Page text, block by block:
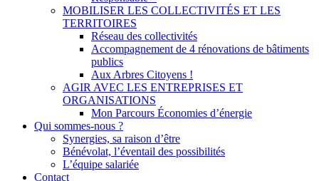
MOBILISER LES COLLECTIVITÉS ET LES
TERRITOIRES
Réseau des collectivités
Accompagnement de 4 rénovations de bâtiments
publics
Aux Arbres Citoyens !
AGIR AVEC LES ENTREPRISES ET
ORGANISATIONS
Mon Parcours Économies d’énergie
Qui sommes-nous ?
Synergies, sa raison d’être
Bénévolat, l’éventail des possibilités
L’équipe salariée
Contact